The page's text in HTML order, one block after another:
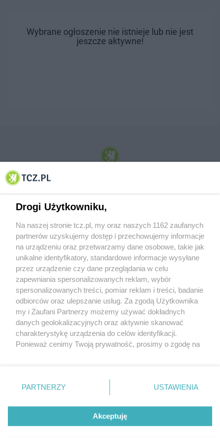
Wybrane ogłoszenie nie istnieje lub nie jest
jeszcze aktywne!
© 2001-2026 Tczew - TCZ.PL Sp. z o.o. Internetowy Serwis Informacyjny Miasta
O FIRMIE POLITYKA PRYWATNOŚCI HOSTING
REKLAMA WSPÓŁPRACA RSS FACEBOOK KONTAKT
Nasze serwisy
Aktualności
Tcz24
Historia miasta
Muzyka i kultura
Archiwum wydarzeń
Zdjęcia miasta
Drogi Użytkowniku,
Na naszej stronie tcz.pl, my oraz naszych 1162 zaufanych
partnerów uzyskujemy dostęp i przechowujemy informacje
na urządzeniu oraz przetwarzamy dane osobowe, takie jak
unikalne identyfikatory, standardowe informacje wysyłane
przez urządzenie czy dane przeglądania w celu
zapewniania spersonalizowanych reklam, wybór
spersonalizowanych treści, pomiar reklam i treści, badanie
odbiorców oraz ulepszanie usług. Za zgodą Użytkownika
my i Zaufani Partnerzy możemy używać dokładnych
danych geolokalizacyjnych oraz aktywnie skanować
charakterystykę urządzenia do celów identyfikacji.
Ponieważ cenimy Twoją prywatność, prosimy o zgodę na
znajdujący się w lewym dolnym rogu strony
. Niektóre
przetwarzaniu. Preferencje będą miały zastosowania tylko
PARTNERZY USTAWIENIA
Akceptuję